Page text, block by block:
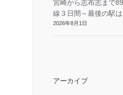
宮崎から志布志まで
線３日間～最後の駅
2026年8月1日
アーカイブ